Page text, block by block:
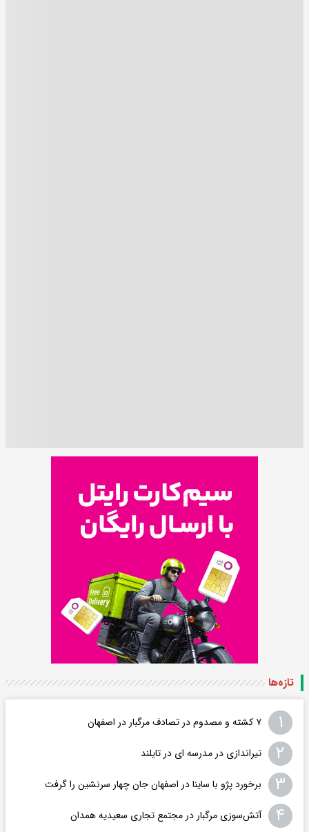
تازه‌ها
۱ ۷ کشته و مصدوم در تصادف مرگبار در اصفهان
۲ تیراندازی در مدرسه ای در تایلند
۳ برخورد پژو با ساینا در اصفهان جان چهار سرنشین را گرفت
۴ آتش‌سوزی مرگبار در مجتمع تجاری سعیدیه همدان